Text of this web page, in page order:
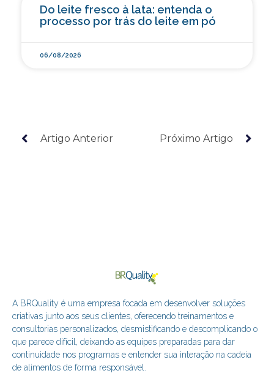
Do leite fresco à lata: entenda o
processo por trás do leite em pó
06/08/2026
Artigo Anterior Próximo Artigo
A BRQuality é uma empresa focada em desenvolver soluções
criativas junto aos seus clientes, oferecendo treinamentos e
consultorias personalizados, desmistificando e descomplicando o
que parece difícil, deixando as equipes preparadas para dar
continuidade nos programas e entender sua interação na cadeia
de alimentos de forma responsável.